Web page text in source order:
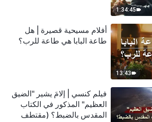
1:34:45
13:43
أفلام مسيحية قصيرة | هل
طاعة البابا هي طاعة للرب؟
فيلم كنسي | إلامَ يشير "الضيق
العظيم" المذكور في الكتاب
المقدس بالضبط؟ (مقتطف